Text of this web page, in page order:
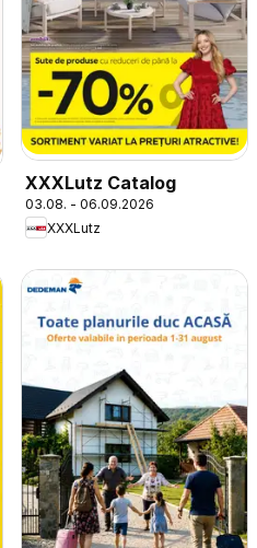
XXXLutz Catalog
03.08. - 06.09.2026
XXXLutz